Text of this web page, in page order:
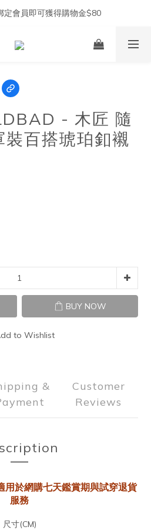
定會員即可獲得購物金$80
- 木匠 隨
百搭琥珀釦襯
BUY NOW
to Wishlist
&
Customer
Reviews
用於網購七天鑑賞期與試穿退貨
服務
尺寸(CM)